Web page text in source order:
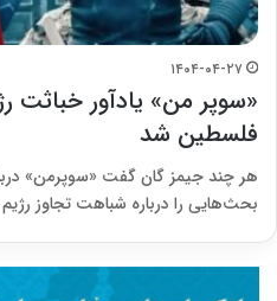
۱۴۰۴-۰۴-۲۷
«سوپر من» یادآور خباثت
فلسطین شد
هر چند جیمز گان گفت «سوپرمن»
بحث‌هایی را درباره شباهت تجاوز